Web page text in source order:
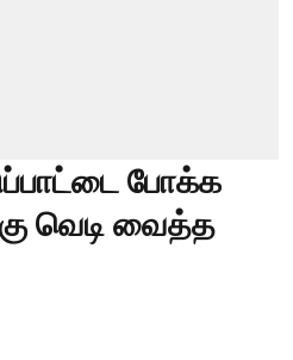
போக்க
வெடி வைத்த